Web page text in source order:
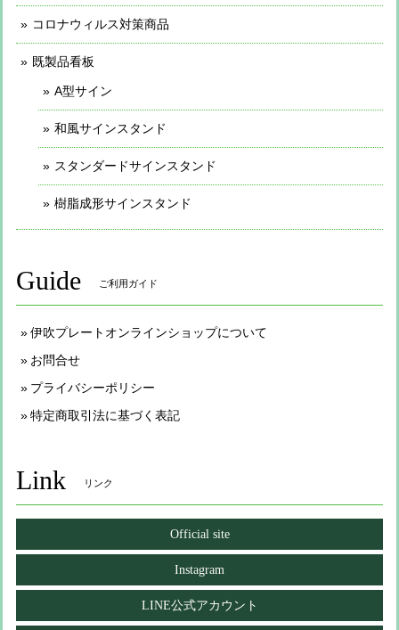
コロナウィルス対策商品
既製品看板
A型サイン
和風サインスタンド
スタンダードサインスタンド
樹脂成形サインスタンド
Guide ご利用ガイド
伊吹プレートオンラインショップについて
お問合せ
プライバシーポリシー
特定商取引法に基づく表記
Link リンク
Official site
Instagram
LINE公式アカウント